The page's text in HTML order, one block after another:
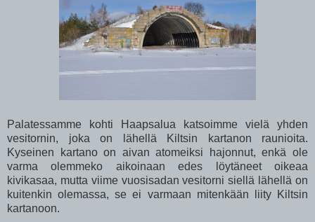
Palatessamme kohti Haapsalua katsoimme vielä yhden
vesitornin, joka on lähellä Kiltsin kartanon raunioita.
Kyseinen kartano on aivan atomeiksi hajonnut, enkä ole
varma olemmeko aikoinaan edes löytäneet oikeaa
kivikasaa, mutta viime vuosisadan vesitorni siellä lähellä on
kuitenkin olemassa, se ei varmaan mitenkään liity Kiltsin
kartanoon.